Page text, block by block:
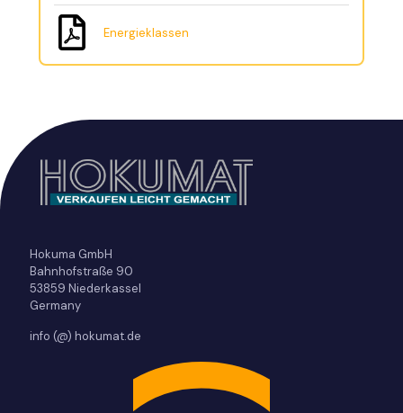
Energieklassen
Hokuma GmbH
Bahnhofstraße 90
53859 Niederkassel
Germany
info (@) hokumat.de